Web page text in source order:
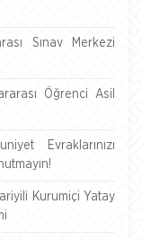
Sınav Merkezi
Öğrenci Asil
Evraklarınızı
Kurumiçi Yatay